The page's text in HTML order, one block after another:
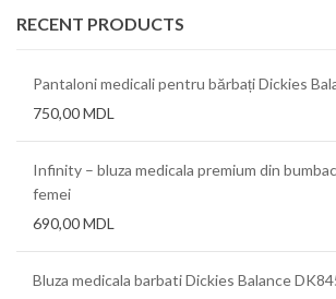
RECENT PRODUCTS
Pantaloni medicali pentru bărbați Dickies
750,00MDL
Infinity – bluza medicala premium din
femei
690,00MDL
Bluza medicala barbati Dickies Balance